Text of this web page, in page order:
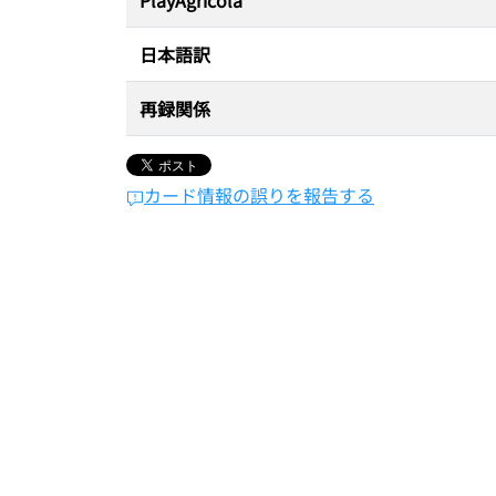
日本語訳
再録関係
カード情報の誤りを報告する